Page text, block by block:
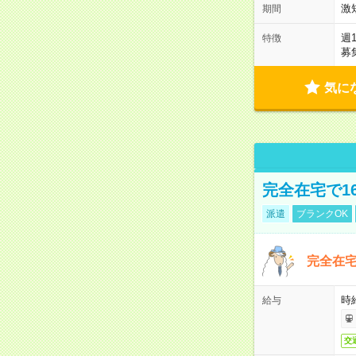
期間 激
特徴
週
募
気に
完全在宅で
派遣 ブランクOK
完全在
給与 時
交